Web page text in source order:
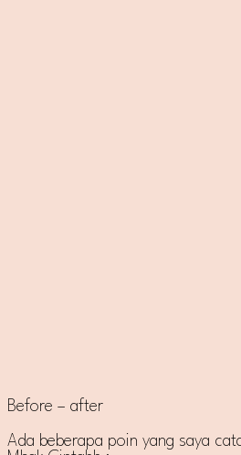
Before – after
Ada beberapa poin yang saya